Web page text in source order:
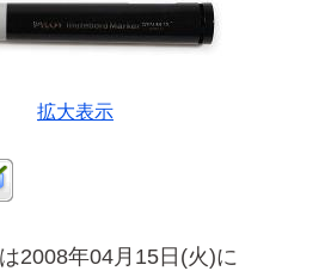
拡大表示
2008年04月15日(火)に